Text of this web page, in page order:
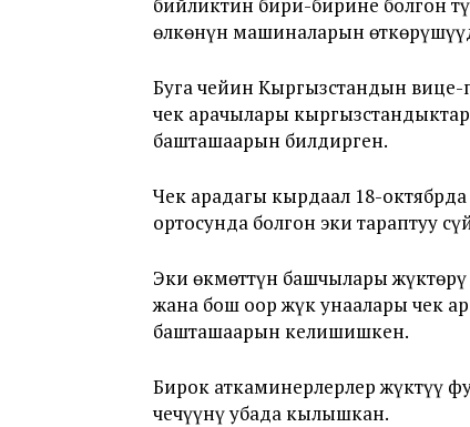
өлкөнүн машиналарын
Буга чейин Кыргызстандын
чек арачылары
башташаарын билдирген.
Чек арадагы кырдаал 18-
ортосунда болгон эки тараптуу
Эки өкмөттүн башчылары жүктөрү
жана бош оор жүк унаалары чек
башташаарын келишишкен.
Бирок аткаминерлерлер жүктүү
чечүүнү убада кылышкан.